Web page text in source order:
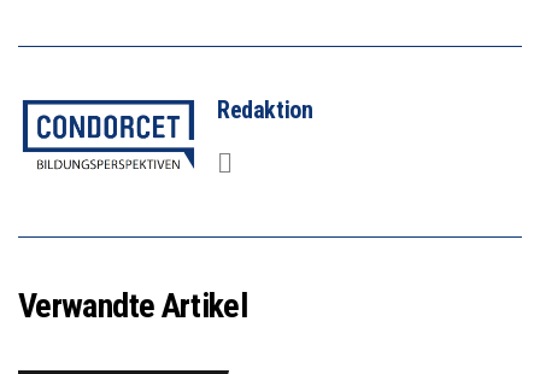
Redaktion
Verwandte Artikel